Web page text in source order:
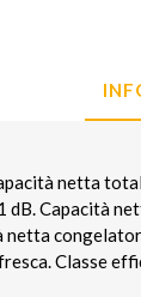
netta
dB. Capacità
netta
Classe